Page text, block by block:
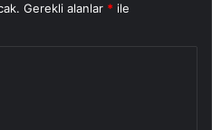
Gerekli alanlar * ile